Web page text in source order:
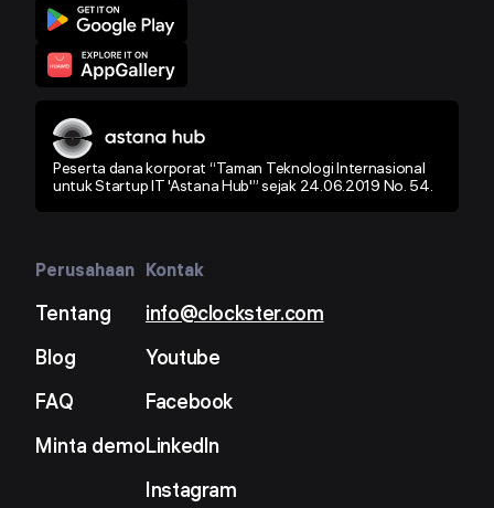
Peserta dana korporat “Taman Teknologi Internasional
untuk Startup IT 'Astana Hub'” sejak 24.06.2019 No. 54.
Perusahaan
Tentang
Blog
FAQ
Minta demo
Kontak
info@clockster.com
Youtube
Facebook
LinkedIn
Instagram